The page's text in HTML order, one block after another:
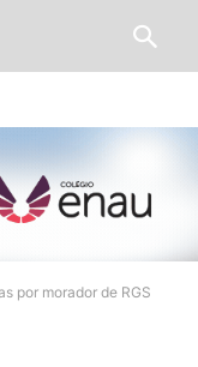
por morador de RGS